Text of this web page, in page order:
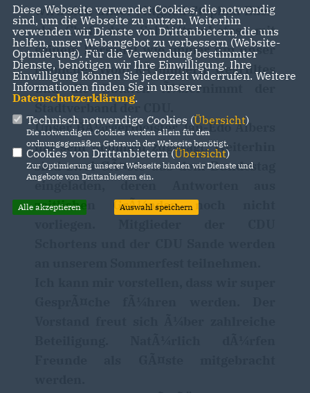
wird sich unser Mitglied Stephan Eden
als Chef des SchÃ¼tzenhofes mit
seinem Personal wie immer um unser
leibliches Wohl kÃ¼mmern. Gegrilltes
und die Zutaten Ã¼bernimmt der
Stadtverband der CDU.
Unser BÃ¼rgermeister Jan-Edo Albers
hat sein Kommen zugesagt. Weiterhin
sind zwei GÃ¤ste aus dem Bundestag
eingeladen, deren Antworten aus
zeitlichen GrÃ¼nden noch nicht
Diese Webseite verwendet Cookies, die notwendig
sind, um die Webseite zu nutzen. Weiterhin
verwenden wir Dienste von Drittanbietern, die uns
helfen, unser Webangebot zu verbessern (Website-
Optmierung). Für die Verwendung bestimmter
Dienste, benötigen wir Ihre Einwilligung. Ihre
Einwilligung können Sie jederzeit widerrufen. Weitere
Informationen finden Sie in unserer
Datenschutzerklärung.
Technisch notwendige Cookies (Übersicht)
Die notwendigen Cookies werden allein für den
ordnungsgemäßen Gebrauch der Webseite benötigt.
Cookies von Drittanbietern (Übersicht)
Zur Optimierung unserer Webseite binden wir Dienste und
Angebote von Drittanbietern ein.
Alle akzeptieren Auswahl speichern